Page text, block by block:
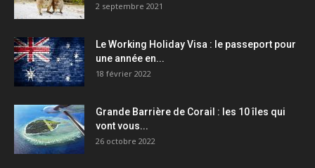
2 septembre 2021
Le Working Holiday Visa : le passeport pour
une année en...
18 février 2022
Grande Barrière de Corail : les 10 îles qui
vont vous...
26 octobre 2022